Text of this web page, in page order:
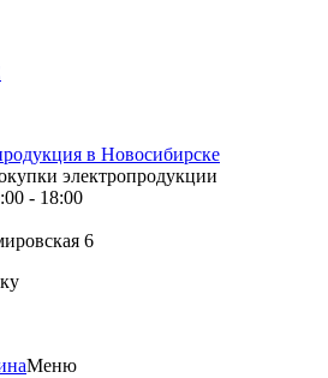
электропродукции
- 18:00
6
Меню